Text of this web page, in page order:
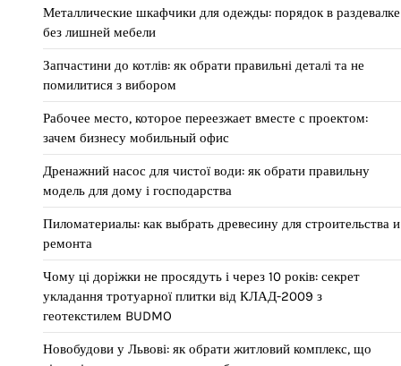
Металлические шкафчики для одежды: порядок в раздевалке
без лишней мебели
Запчастини до котлів: як обрати правильні деталі та не
помилитися з вибором
Рабочее место, которое переезжает вместе с проектом:
зачем бизнесу мобильный офис
Дренажний насос для чистої води: як обрати правильну
модель для дому і господарства
Пиломатериалы: как выбрать древесину для строительства и
ремонта
Чому ці доріжки не просядуть і через 10 років: секрет
укладання тротуарної плитки від КЛАД-2009 з
геотекстилем BUDMO
Новобудови у Львові: як обрати житловий комплекс, що